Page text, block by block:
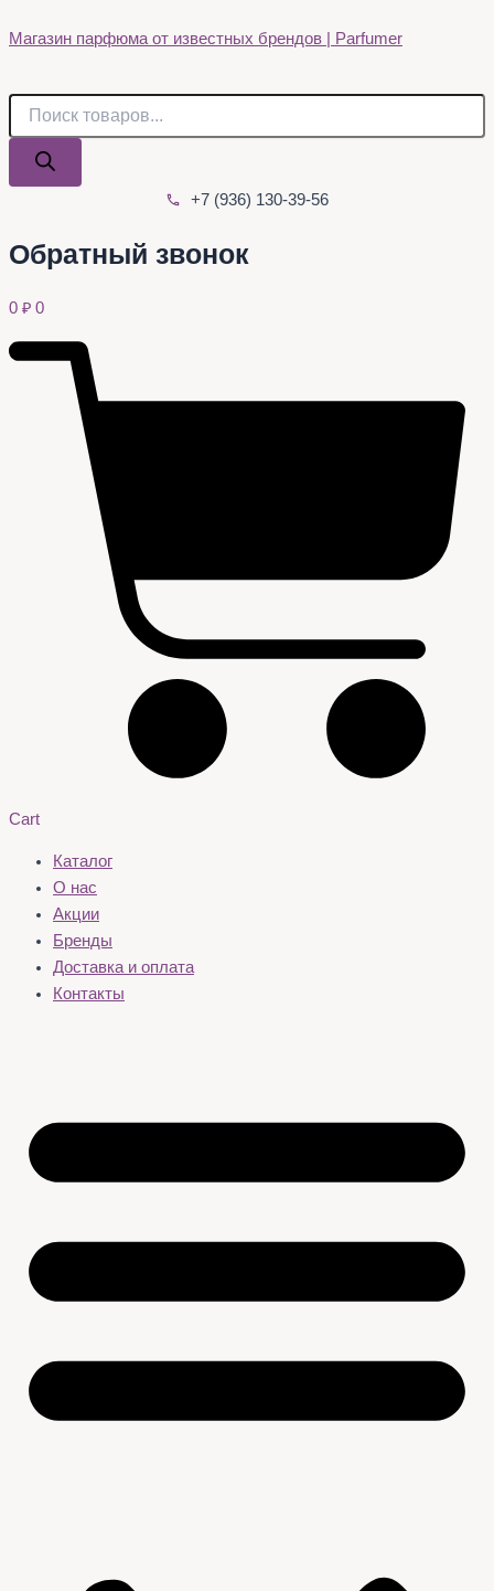
к
Магазин парфюма от известных брендов | Parfumer
товаров
+7 (936) 130-39-56
Обратный звонок
0 ₽ 0
Cart
Каталог
О нас
Акции
Бренды
Доставка и оплата
Контакты
товаров